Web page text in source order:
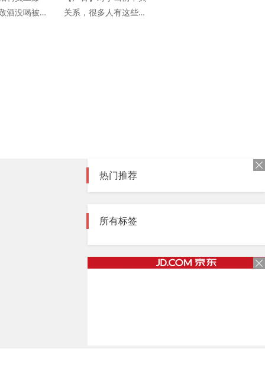
酒没喝被当
关系，很多人有这些认
热门推荐
所有标签